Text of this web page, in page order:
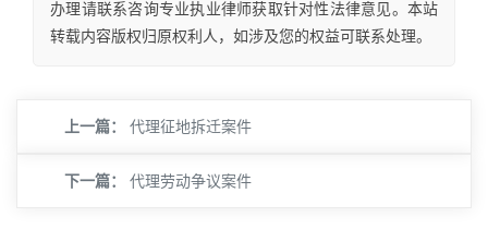
办理请联系咨询专业执业律师获取针对性法律意见。本站
转载内容版权归原权利人，如涉及您的权益可联系处理。
上一篇： 代理征地拆迁案件
下一篇： 代理劳动争议案件